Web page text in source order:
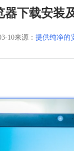
器下载安装
10来源： 提供纯净的